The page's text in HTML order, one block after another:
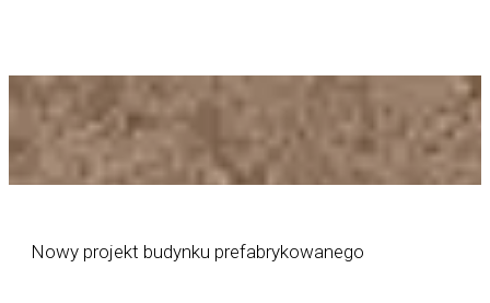
Nowy projekt budynku prefabrykowanego